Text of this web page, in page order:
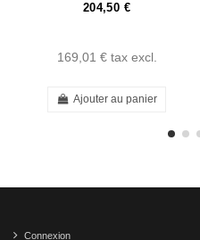
204,50 €
169,01 € tax excl.
Ajouter au panier
Connexion